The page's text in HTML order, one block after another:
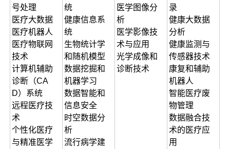
号处理
医疗大数据
医疗机器人
医疗物联网
技术
计算机辅助
诊断（CA
D）系统
远程医疗技
术
个性化医疗
与精准医学
统
健康信息系
统
生物统计学
和随机模型
数据挖掘和
机器学习
数据智能和
信息安全
时空数据分
析
流行病学建
医学图像分
析
医学影像技
术与应用
光学成像和
诊断技术
录
健康大数据
分析
健康监测与
传感器技术
康复和辅助
机器人
智能医疗废
物管理
数据融合技
术的医疗应
用